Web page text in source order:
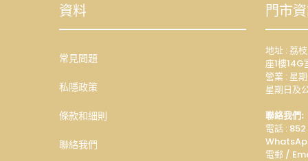
資料
常見問題
私隱政策
條款和細則
聯絡我們
門市
地址 : 荔
座1樓
營業 : 星
星期日及
聯絡我們:
電話 :
電郵 /